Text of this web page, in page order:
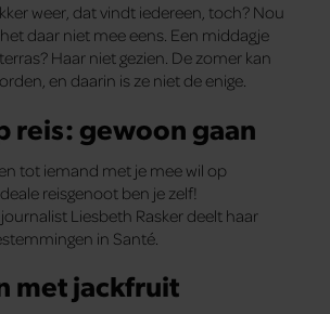
weer, dat vindt iedereen, toch? Nou
daar niet mee eens. Een middagje
Haar niet gezien. De zomer kan
en daarin is ze niet de enige.
reis: gewoon gaan
tot iemand met je mee wil op
reisgenoot ben je zelf!
Liesbeth Rasker deelt haar
in Santé.
met jackfruit